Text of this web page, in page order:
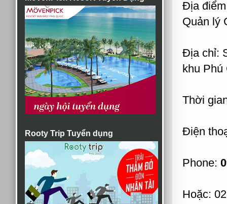
Rooty Trip Tuyển dụng
Địa
Quản lý
Địa chỉ:
khu Phú
Thời
Điện
Phone:
Hoặc: